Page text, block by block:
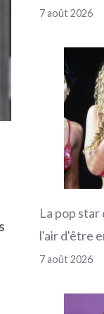
7 août 2026
La pop star
l'air d'être
7 août 2026